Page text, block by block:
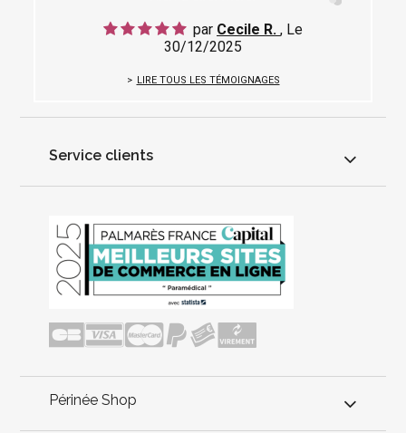
par Cecile R. , Le
30/12/2025
LIRE TOUS LES TÉMOIGNAGES
Service clients
Périnée Shop